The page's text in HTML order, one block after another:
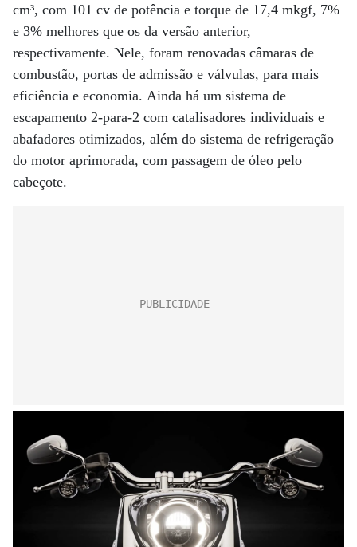
cm³, com 101 cv de potência e torque de 17,4 mkgf, 7%
e 3% melhores que os da versão anterior,
respectivamente. Nele, foram renovadas câmaras de
combustão, portas de admissão e válvulas, para mais
eficiência e economia. Ainda há um sistema de
escapamento 2-para-2 com catalisadores individuais e
abafadores otimizados, além do sistema de refrigeração
do motor aprimorada, com passagem de óleo pelo
cabeçote.